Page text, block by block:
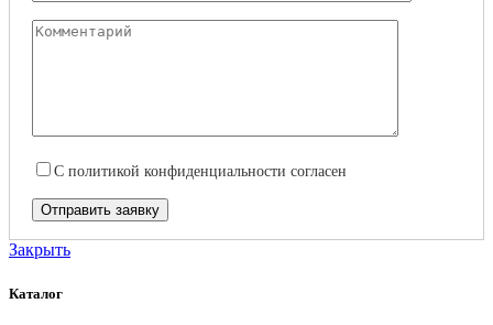
С политикой конфиденциальности согласен
Закрыть
Каталог